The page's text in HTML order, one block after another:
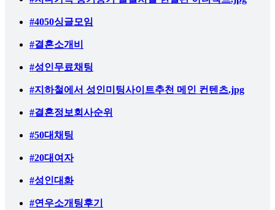
#4050싱글모임
#결혼소개비
#성인무료채팅
#지하철에서 성인미팅사이트추천 메인 컨텐츠.jpg
#결혼정보회사순위
#50대채팅
#20대여자
#성인대화
#연우소개팅후기